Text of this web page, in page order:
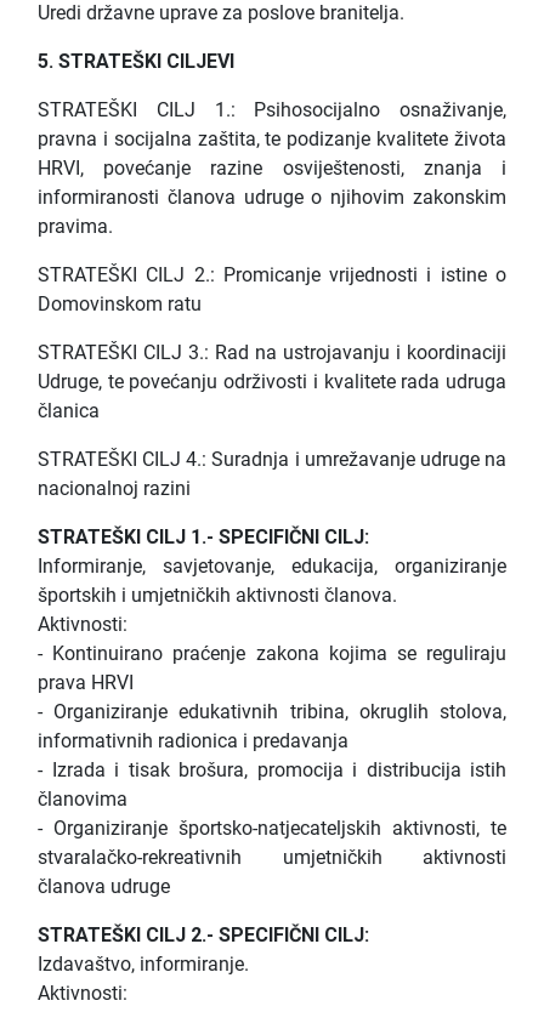
Uredi državne uprave za poslove branitelja.
5. STRATEŠKI CILJEVI
STRATEŠKI CILJ 1.: Psihosocijalno osnaživanje,
pravna i socijalna zaštita, te podizanje kvalitete života
HRVI, povećanje razine osviještenosti, znanja i
informiranosti članova udruge o njihovim zakonskim
pravima.
STRATEŠKI CILJ 2.: Promicanje vrijednosti i istine o
Domovinskom ratu
STRATEŠKI CILJ 3.: Rad na ustrojavanju i koordinaciji
Udruge, te povećanju održivosti i kvalitete rada udruga
članica
STRATEŠKI CILJ 4.: Suradnja i umrežavanje udruge na
nacionalnoj razini
STRATEŠKI CILJ 1.- SPECIFIČNI CILJ:
Informiranje, savjetovanje, edukacija, organiziranje
športskih i umjetničkih aktivnosti članova.
Aktivnosti:
- Kontinuirano praćenje zakona kojima se reguliraju
prava HRVI
- Organiziranje edukativnih tribina, okruglih stolova,
informativnih radionica i predavanja
- Izrada i tisak brošura, promocija i distribucija istih
članovima
- Organiziranje športsko-natjecateljskih aktivnosti, te
stvaralačko-rekreativnih umjetničkih aktivnosti
članova udruge
STRATEŠKI CILJ 2.- SPECIFIČNI CILJ:
Izdavaštvo, informiranje.
Aktivnosti: